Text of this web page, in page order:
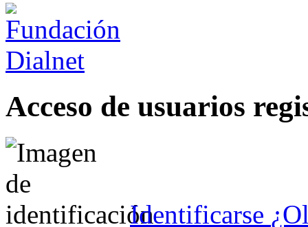
Acceso de usuarios
Identificarse